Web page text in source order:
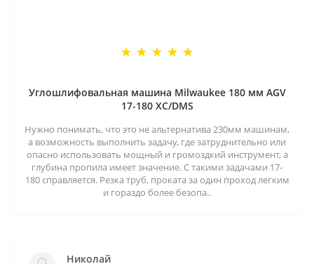
Углошлифовальная машина Milwaukee 180 мм AGV
17-180 XC/DMS
Нужно понимать, что это не альтернатива 230мм машинам,
а возможность выполнить задачу, где затруднительно или
опасно использовать мощный и громоздкий инструмент, а
глубина пропила имеет значение. С такими задачами 17-
180 справляется. Резка труб, проката за один проход легким
и гораздо более безопа..
Николай